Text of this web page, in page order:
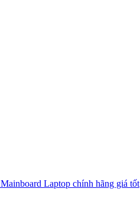
Mainboard Laptop chính hãng giá tốt